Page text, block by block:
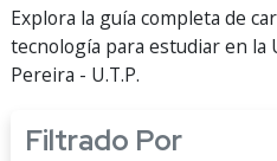
Explora la guía completa de
tecnología para estudiar en la
Pereira - U.T.P.
Filtrado Por